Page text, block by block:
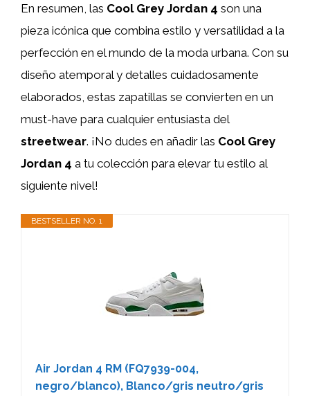
En resumen, las Cool Grey Jordan 4 son una
pieza icónica que combina estilo y versatilidad a la
perfección en el mundo de la moda urbana. Con su
diseño atemporal y detalles cuidadosamente
elaborados, estas zapatillas se convierten en un
must-have para cualquier entusiasta del
streetwear. ¡No dudes en añadir las Cool Grey
Jordan 4 a tu colección para elevar tu estilo al
siguiente nivel!
BESTSELLER NO. 1
Air Jordan 4 RM (FQ7939-004,
negro/blanco), Blanco/gris neutro/gris